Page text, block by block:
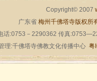
Copyright© 2007
广东省 梅州千佛塔寺版权所
话:0753－2290362 传真
:千佛塔寺佛教文化传播中心 粤